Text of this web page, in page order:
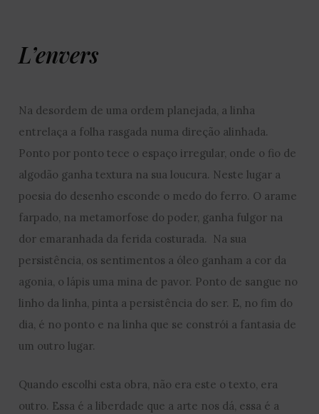
L’envers
Na desordem de uma ordem planejada, a linha
entrelaça a folha rasgada numa direção alinhada.
Ponto por ponto tece o espaço irregular, onde o fio de
algodão ganha textura na sua loucura. Neste lugar a
poesia do desenho esconde o medo do ferro. O arame
farpado, na metamorfose do poder, ganha fulgor na
dor emaranhada da ferida costurada. Na sua
persistência, os sentimentos a óleo ganham a cor da
agonia, o lápis uma mina de pavor. Ponto de sangue no
linho da linha, pinta a persistência do ser. E, no fim do
dia, é no ponto e na linha que se constrói a fantasia de
um outro lugar.
Quando escolhi esta obra, não era este o texto, era
outro. Essa é a liberdade que a arte nos dá, essa é a